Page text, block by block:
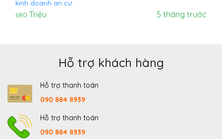
kinh doanh an cư
680 Triệu 5 tháng trước
Hỗ trợ khách hàng
Hỗ trợ thanh toán
090 884 8939
Hỗ trợ thanh toán
090 884 8939